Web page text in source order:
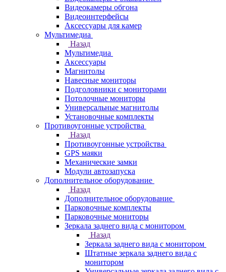
Видеокамеры обгона
Видеоинтерфейсы
Аксессуары для камер
Мультимедиа
Назад
Мультимедиа
Аксессуары
Магнитолы
Навесные мониторы
Подголовники с мониторами
Потолочные мониторы
Универсальные магнитолы
Установочные комплекты
Противоугонные устройства
Назад
Противоугонные устройства
GPS маяки
Механические замки
Модули автозапуска
Дополнительное оборудование
Назад
Дополнительное оборудование
Парковочные комплекты
Парковочные мониторы
Зеркала заднего вида с монитором
Назад
Зеркала заднего вида с монитором
Штатные зеркала заднего вида с
монитором